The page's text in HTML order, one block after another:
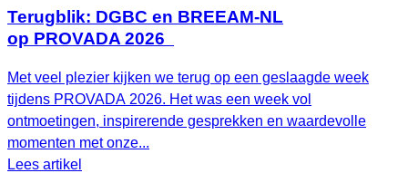
Terugblik: DGBC en BREEAM-NL
op PROVADA 2026
Met veel plezier kijken we terug op een geslaagde week
tijdens PROVADA 2026. Het was een week vol
ontmoetingen, inspirerende gesprekken en waardevolle
momenten met onze...
Lees artikel